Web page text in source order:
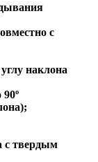
с
наклона
с твердым